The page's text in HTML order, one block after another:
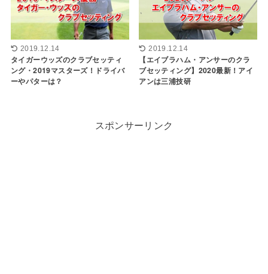
2019.12.14
タイガーウッズのクラブセッティ
ング・2019マスターズ！ドライバ
ーやパターは？
2019.12.14
【エイブラハム・アンサーのクラ
ブセッティング】2020最新！アイ
アンは三浦技研
スポンサーリンク